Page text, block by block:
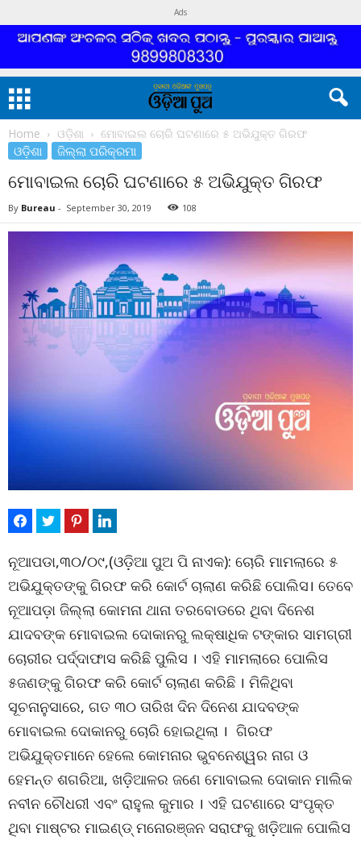
Ads
Home ଓଡ଼ିଶା ମୋବାଇଲ ଚୋରି ଘଟଣାରେ ୫ ଅଭିଯୁକ୍ତ ଗିରଫ
ଓଡ଼ିଶା ଜିଲ୍ଲା ପରିକ୍ରମା
ମୋବାଇଲ ଚୋରି ଘଟଣାରେ ୫ ଅଭିଯୁକ୍ତ ଗିରଫ
By Bureau - September 30, 2019 108
ନୂଆପଡା,୩୦/୦୯,(ଓଡ଼ିଆ ପୁଅ ପି ନାଏକ): ଚୋରି ମାମଲାରେ ୫
ଅଭିଯୁକ୍ତଙ୍କୁ ଗିରଫ କରି କୋର୍ଟ ଚାଲାଣ କରିଛି ପୋଲିସ। ତେବେ
ନୂଆପଡ଼ା ଜିଲ୍ଲା କୋମନା ଥାନା ତରବୋଡରେ ଥିବା ଦିନେଶ
ଯାଦବଙ୍କ ମୋବାଇଲ ଦୋକାନରୁ ଲକ୍ଷାଧିକ ଟଙ୍କାର ସାମଗ୍ରୀ
ଚୋରୀର ପର୍ଦ୍ଦାଫାସ କରିଛି ପୁଲିସ । ଏହି ମାମଲାରେ ପୋଲିସ
୫ଜଣଙ୍କୁ ଗିରଫ କରି କୋର୍ଟ ଚାଲାଣ କରିଛି । ମିଳିଥିବା
ସୂଚନାନୁସାରେ, ଗତ ୩୦ ତାରିଖ ଦିନ ଦିନେଶ ଯାଦବଙ୍କ
ମୋବାଇଲ ଦୋକାନରୁ ଚୋରି ହୋଇଥିଲା । ଗିରଫ
ଅଭିଯୁକ୍ତମାନେ ହେଲେ କୋମନାର ଭୁବନେଶ୍ୱର ନାଗ ଓ
ହେମନ୍ତ ଶଗରିଆ, ଖଡ଼ିଆଳର ଜଣେ ମୋବାଇଲ ଦୋକାନ ମାଲିକ
ନବୀନ ଚୌଧରୀ ଏବଂ ରାହୁଲ କୁମାର । ଏହି ଘଟଣାରେ ସଂପୃକ୍ତ
ଥିବା ମାଷ୍ଟର ମାଇଣ୍ଡ୍ ମନୋରଞ୍ଜନ ସରାଫକୁ ଖଡ଼ିଆଳ ପୋଲିସ